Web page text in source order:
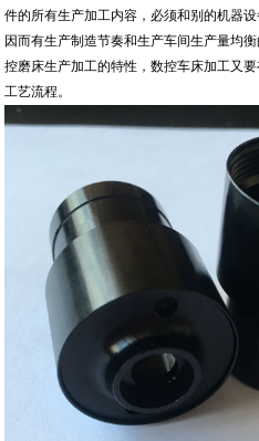
件的所有生产加工内容，必须和别的机器
因而有生产制造节奏和生产车间生产量均
控磨床生产加工的特性，数控车床加工又
工艺流程。